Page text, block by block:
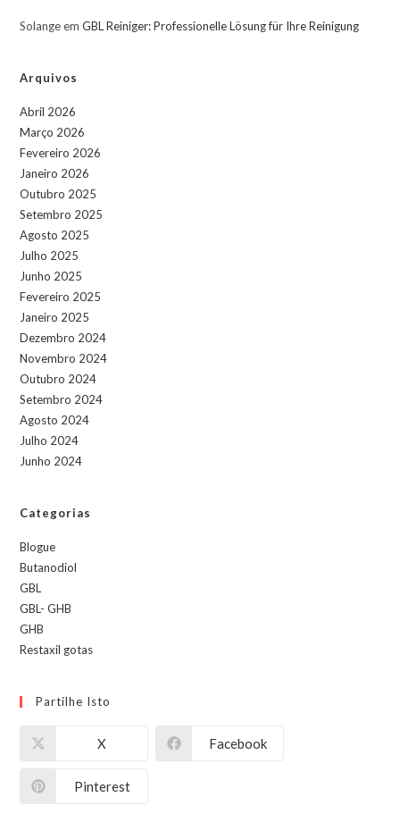
SolangeemGBL Reiniger: Professionelle Lösung für Ihre Reinigung
Arquivos
Abril 2026
Março 2026
Fevereiro 2026
Janeiro 2026
Outubro 2025
Setembro 2025
Agosto 2025
Julho 2025
Junho 2025
Fevereiro 2025
Janeiro 2025
Dezembro 2024
Novembro 2024
Outubro 2024
Setembro 2024
Agosto 2024
Julho 2024
Junho 2024
Categorias
Blogue
Butanodiol
GBL
GBL- GHB
GHB
Restaxil gotas
Partilhe Isto
X Facebook
Pinterest